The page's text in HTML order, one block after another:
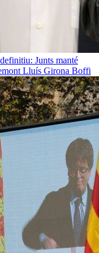
Junts manté
Lluís Girona Boffi